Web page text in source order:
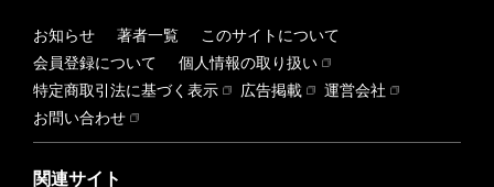
お知らせ 著者一覧
このサイトについて
会員登録について
個人情報の取り扱い
特定商取引法に基づく表示
広告掲載
運営会社
お問い合わせ
関連サイト